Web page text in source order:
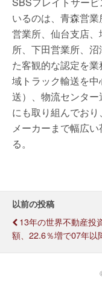
いるのは、青森営
営業所、仙台支店
所、下田営業所、
た客観的な認定を
域トラック輸送を
送）、物流センタ
にも取り組んでお
メーカーまで幅広
る。
以前の投稿
13年の世界不動産投
額、22.6％増で07年以